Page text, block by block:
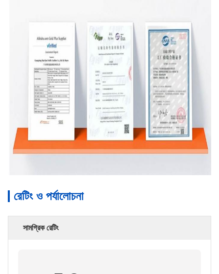
রেটিং ও পর্যালোচনা
সামগ্রিক রেটিং